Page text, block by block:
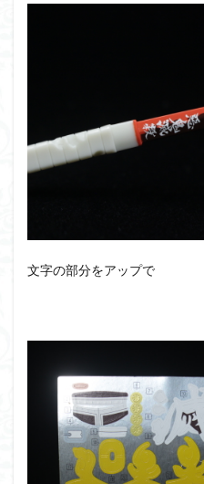
文字の部分をアップで